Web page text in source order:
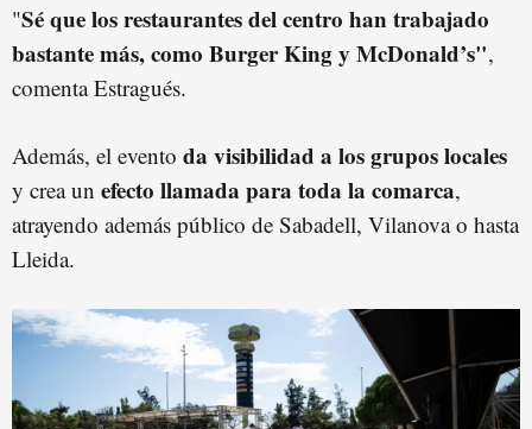
"Sé que los restaurantes del centro han trabajado
bastante más, como Burger King y McDonald’s",
comenta Estragués.
Además, el evento da visibilidad a los grupos locales
y crea un efecto llamada para toda la comarca,
atrayendo además público de Sabadell, Vilanova o hasta
Lleida.